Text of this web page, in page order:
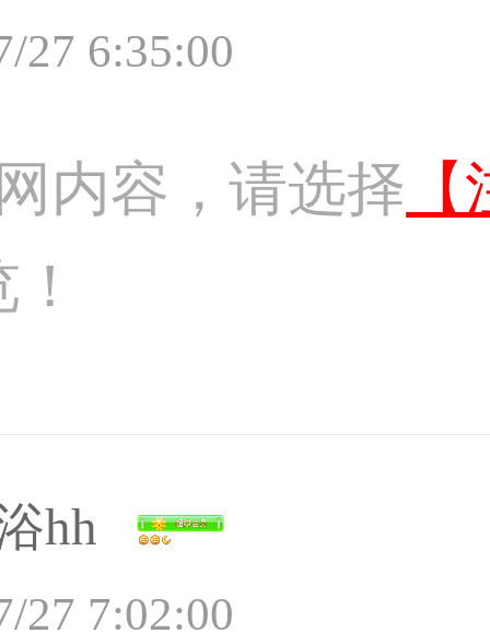
27 6:35:00
内容，请选择
hh
27 7:02:00